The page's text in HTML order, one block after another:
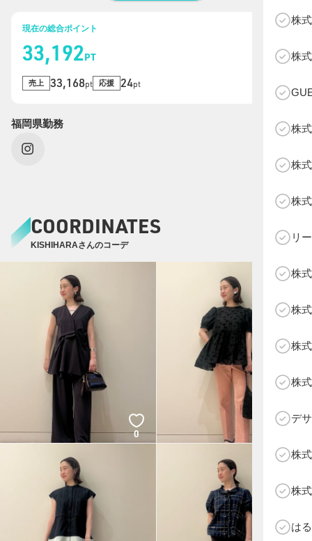
株
株
株
株
株
リ
株
株
株
株
デ
株
株
は
現在の総合ポイント
33,192PT
売上 33,168pt 応援 24pt
福岡県勤務
COORDINATES
KISHIHARAさんのコーデ
0